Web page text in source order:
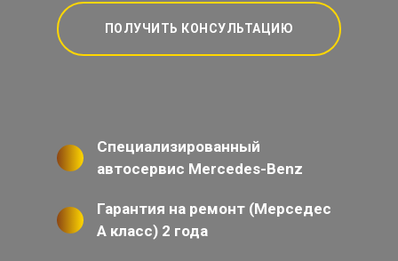
ПОЛУЧИТЬ КОНСУЛЬТАЦИЮ
Специализированный
автосервис Mercedes-Benz
Гарантия на ремонт (Мерседес
А класс) 2 года